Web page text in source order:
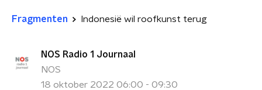
Fragmenten Indonesië wil roofkunst terug
NOS Radio 1 Journaal
NOS
18 oktober 2022 06:00 - 09:30